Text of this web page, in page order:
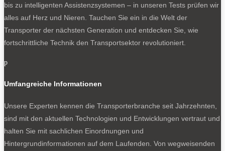
bis zu intelligenten Assistenzsystemen – in unseren Tests prüfen wir
alles auf Herz und Nieren. Tauchen Sie ein in die Welt der
Transporter der nächsten Generation und entdecken Sie, wie
fortschrittliche Technik den Transportsektor revolutioniert.
p
Umfangreiche Informationen
Unsere Experten kennen die Transporterbranche seit Jahrzehnten,
sind mit den aktuellen Technologien und Entwicklungen vertraut und
halten Sie mit sachlichen Einordnungen und
Hintergrundinformationen auf dem Laufenden. Von wegweisenden